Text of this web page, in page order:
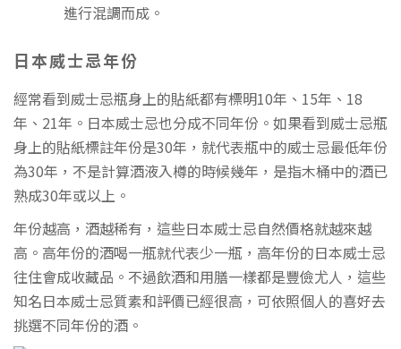
進行混調而成。
日本威士忌年份
經常看到威士忌瓶身上的貼紙都有標明10年、15年、18
年、21年。日本威士忌也分成不同年份。如果看到威士忌瓶
身上的貼紙標註年份是30年，就代表瓶中的威士忌最低年份
為30年，不是計算酒液入樽的時候幾年，是指木桶中的酒已
熟成30年或以上。
年份越高，酒越稀有，這些日本威士忌自然價格就越來越
高。高年份的酒喝一瓶就代表少一瓶，高年份的日本威士忌
往住會成收藏品。不過飲酒和用膳一樣都是豐儉尤人，這些
知名日本威士忌質素和評價已經很高，可依照個人的喜好去
挑選不同年份的酒。